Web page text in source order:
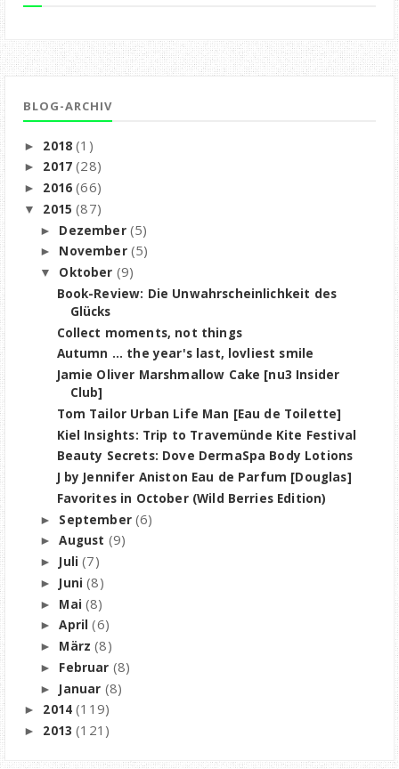
BLOG-ARCHIV
► 2018(1)
► 2017(28)
► 2016(66)
▼ 2015(87)
► Dezember (5)
► November (5)
▼ Oktober (9)
Book-Review: Die Unwahrscheinlichkeit des
Glücks
Collect moments, not things
Autumn ... the year's last, lovliest smile
Jamie Oliver Marshmallow Cake [nu3 Insider
Club]
Tom Tailor Urban Life Man [Eau de Toilette]
Kiel Insights: Trip to Travemünde Kite Festival
Beauty Secrets: Dove DermaSpa Body Lotions
J by Jennifer Aniston Eau de Parfum [Douglas]
Favorites in October (Wild Berries Edition)
► September(6)
►August (9)
► Juli(7)
► Juni(8)
► Mai(8)
►April(6)
► März(8)
► Februar (8)
► Januar (8)
► 2014(119)
► 2013(121)